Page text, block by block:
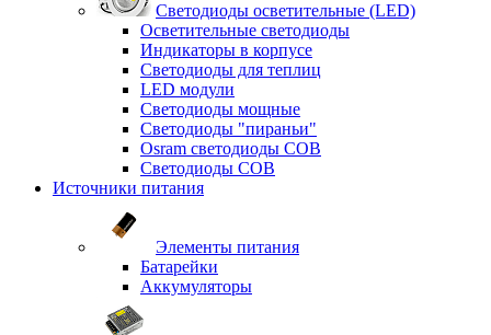
Светодиоды осветительные (LED)
Осветительные светодиоды
Индикаторы в корпусе
Светодиоды для теплиц
LED модули
Светодиоды мощные
Светодиоды "пираньи"
Osram светодиоды COB
Светодиоды COB
Источники питания
Элементы питания
Батарейки
Аккумуляторы